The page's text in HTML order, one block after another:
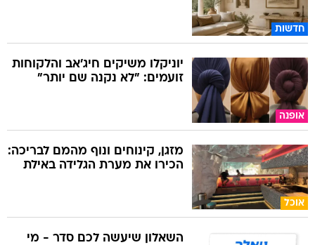
חדשות
אופנה
יוניקלו משיקים חיג'אב והלקוחות
זועמים: "לא נקנה שם יותר"
אוכל
מזגן, קינוחים ונוף מהמם לבריכה:
הכירו את מערת הגלידה באילת
השאלון שיעשה לכם סדר - מי